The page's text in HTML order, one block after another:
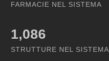
FARMACIE NEL SISTEMA
1,086
STRUTTURE NEL SISTEMA